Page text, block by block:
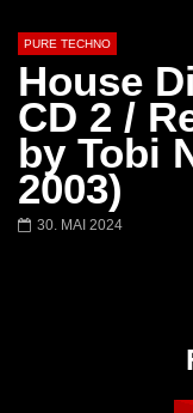
01:31:35
Miss Djax – Cherry
Lokeren Belgium
PURE TECHNO
House
CD 2 /
by Tobi
2003)
30. MAI 2024